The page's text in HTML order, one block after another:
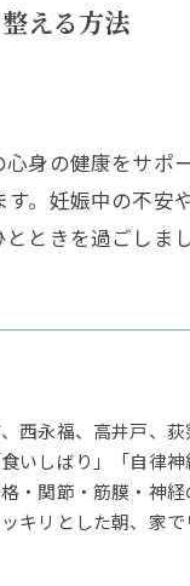
える方法
身の健康をサ
。妊娠中の不
ときを過ごしまし
西永福、高井戸、
いしばり」「自律
・関節・筋膜・神
キリとした朝、家